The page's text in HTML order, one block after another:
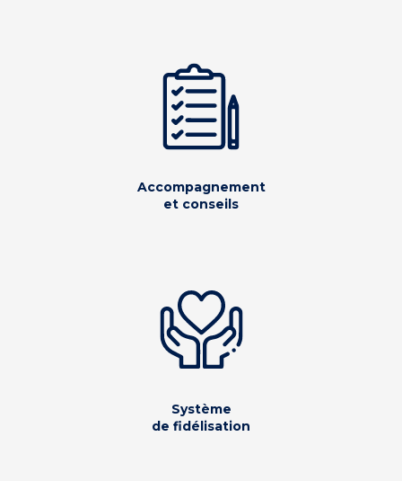
Accompagnement
et conseils
Système
de fidélisation